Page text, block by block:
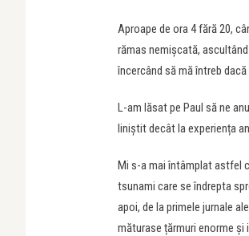
Aproape de ora 4 fără 20,
rămas nemișcată,
încercând să mă întreb
L-am lăsat pe Paul să ne
liniștit decât la experiența
Mi s-a mai întâmplat astfel
tsunami care se îndrepta
apoi, de la primele jurnale
măturase țărmuri enorme